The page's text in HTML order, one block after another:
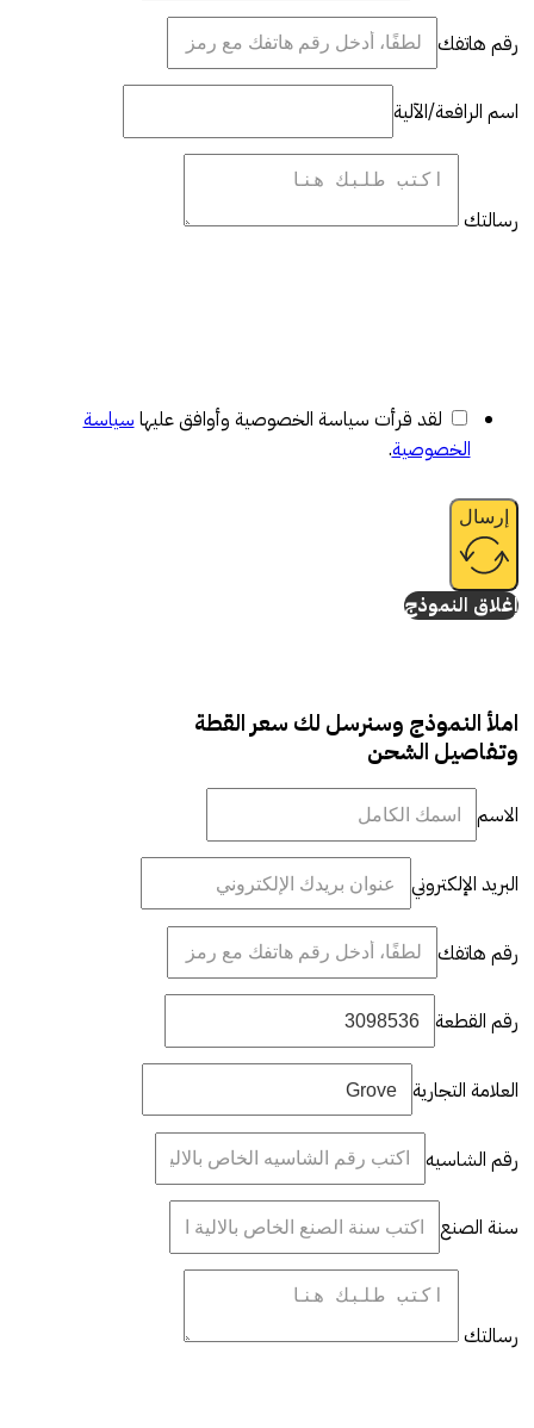
رقم هاتفك
اسم الرافعة/الآلية
رسالتك
لقد قرأت سياسة الخصوصية وأوافق عليها سياسة
الخصوصية.
إرسال
إغلاق النموذج
املأ النموذج وسنرسل لك سعر القطة
وتفاصيل الشحن
الاسم
البريد الإلكتروني
رقم هاتفك
رقم القطعة
العلامة التجارية
رقم الشاسيه
سنة الصنع
رسالتك